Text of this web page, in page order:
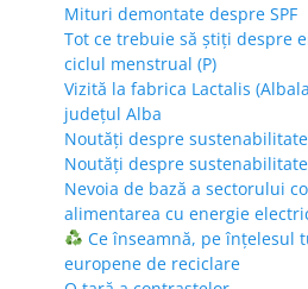
Mituri demontate despre SPF
Tot ce trebuie să știți despre
ciclul menstrual (P)
Vizită la fabrica Lactalis
județul Alba
Noutăți despre
Noutăți despre
Nevoia de bază a sectorului
alimentarea cu energie
Ce înseamnă, pe înțelesul
europene de reciclare